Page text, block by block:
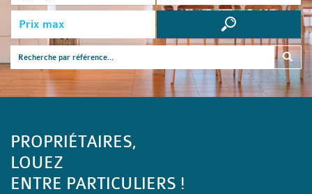
PROPRIÉTAIRES,
LOUEZ
ENTRE PARTICULIERS !